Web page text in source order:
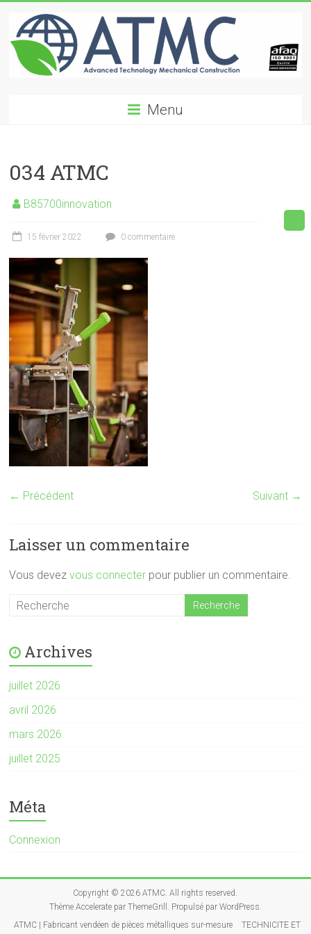
content
Construction
Menu
034 ATMC
B85700innovation
15 février 2022 0 commentaire
← Précédent Suivant →
Laisser un commentaire
Vous devezvous connecter pour publier un commentaire.
Archives
juillet 2026
avril 2026
mars 2026
juillet 2025
Méta
Connexion
Copyright © 2026ATMC. All rights reserved.
Thème Acceleratepar ThemeGrill. Propulsé par WordPress.
ATMC | Fabricant vendéen de pièces métalliques sur-mesure
TECHNICITE ET